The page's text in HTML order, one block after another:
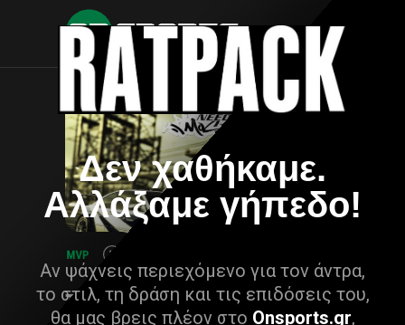
Δεν χαθήκαμε.
Αλλάξαμε γήπεδο!
Αν ψάχνεις περιεχόμενο για τον άντρα,
το στιλ, τη δράση και τις επιδόσεις του,
θα μας βρεις πλέον στο Onsports.gr,